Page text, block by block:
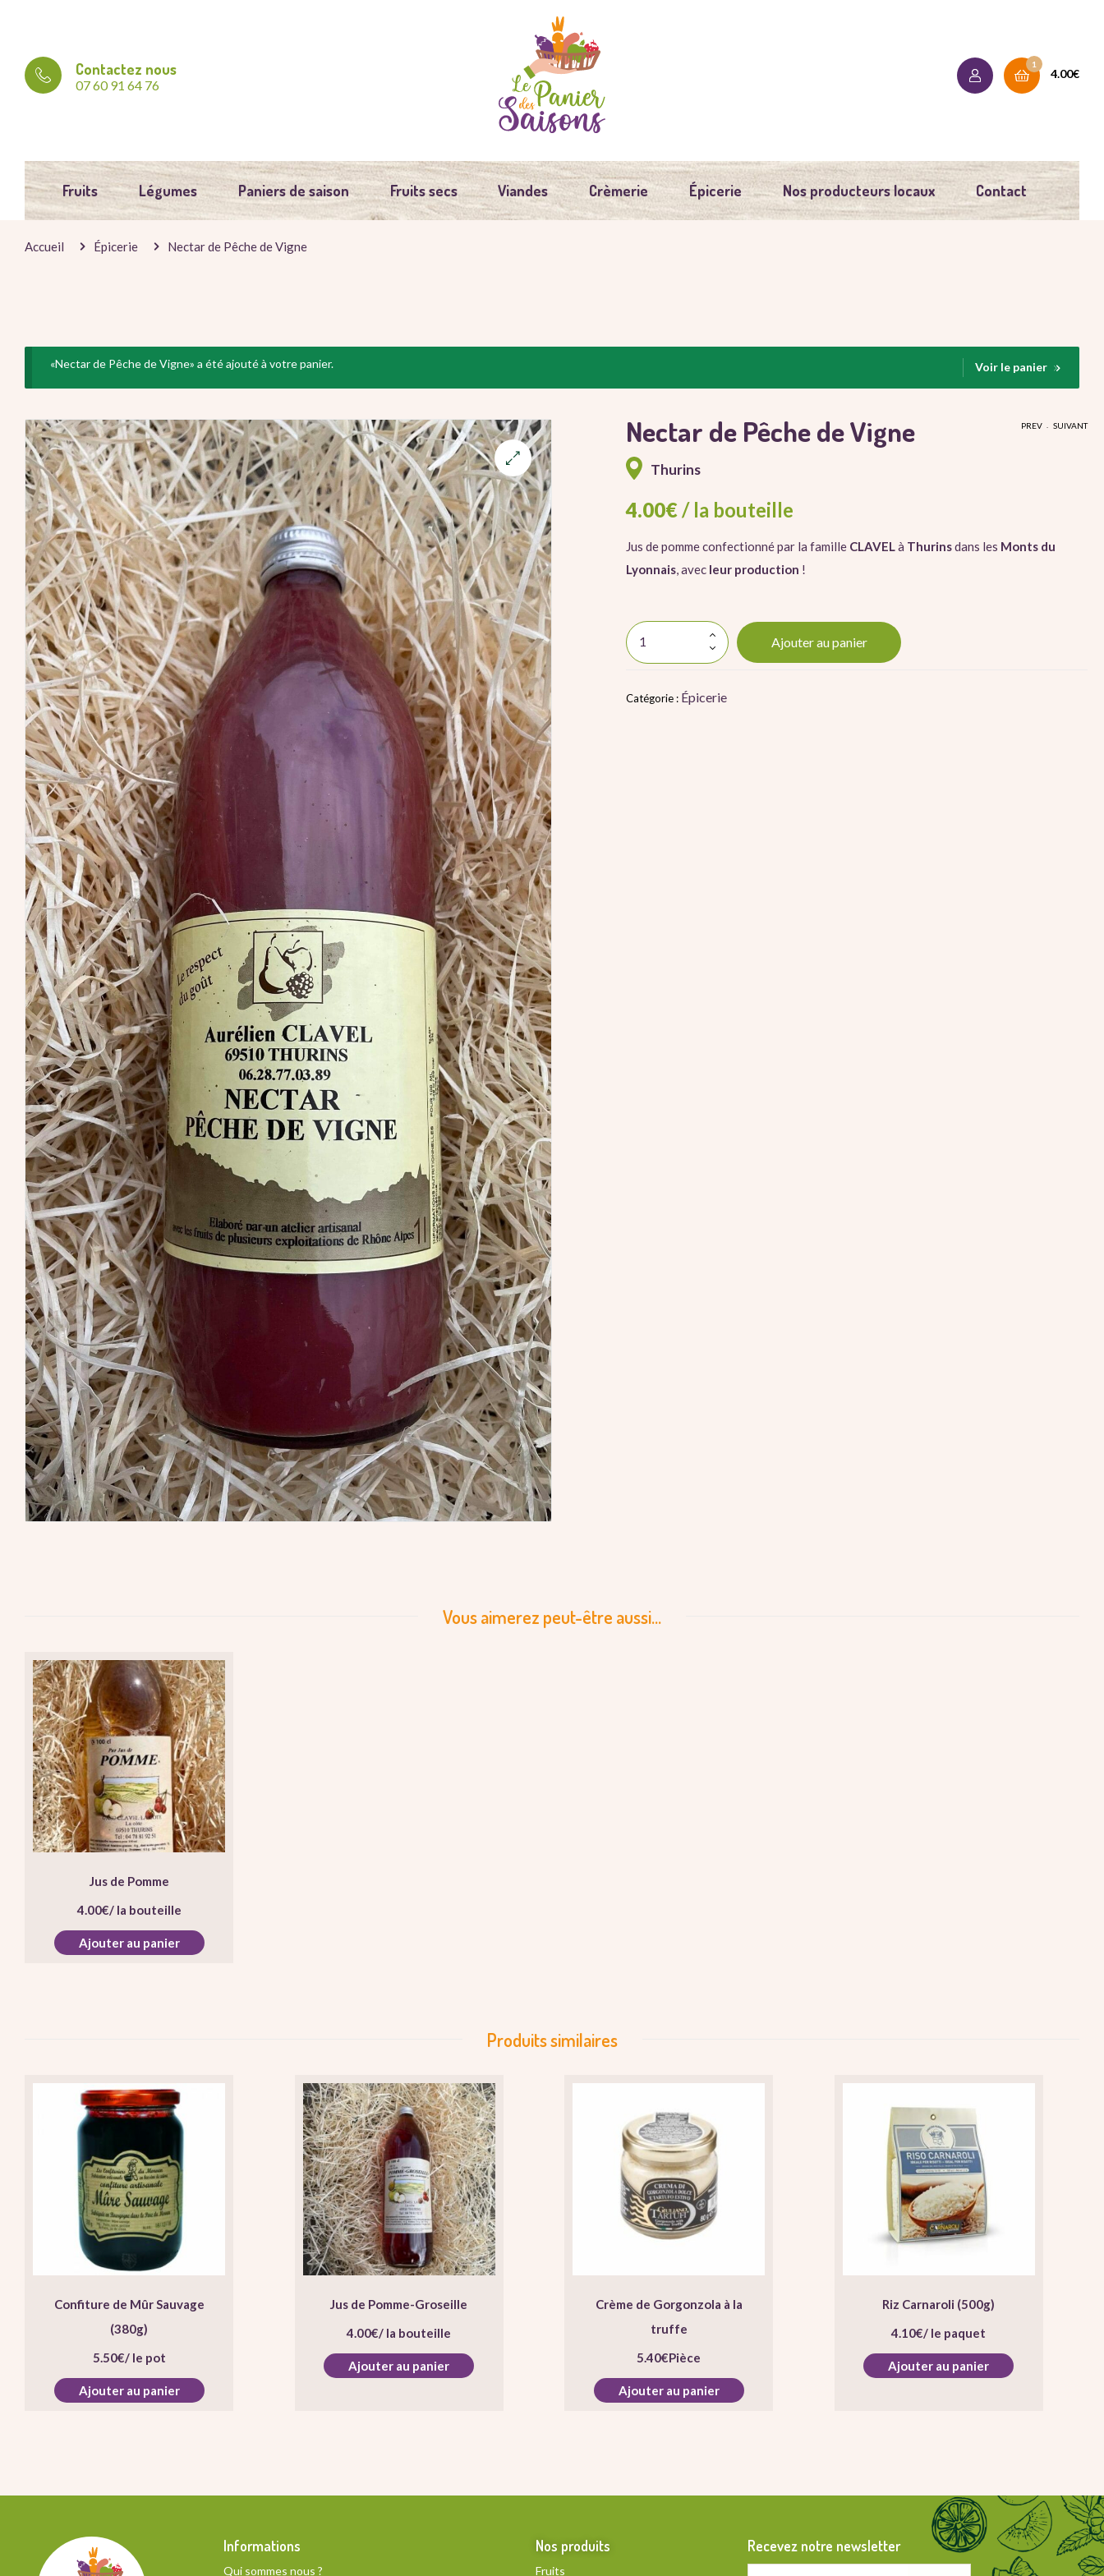
Contactez nous
07 60 91 64 76
1
4.00€
Fruits Légumes Paniers de saison Fruits secs Viandes Crèmerie Épicerie Nos producteurs locaux Contact
Accueil Épicerie Nectar de Pêche de Vigne
«Nectar de Pêche de Vigne» a été ajouté à votre panier. Voir le panier
PREV SUIVANT
Nectar de Pêche de Vigne
Thurins
4.00€/ la bouteille
Jus de pomme confectionné par la famille CLAVELà Thurinsdans les Monts du
Lyonnais, avec leur production !
Ajouter au panier
Catégorie : Épicerie
Vous aimerez peut-être aussi…
Jus de Pomme
4.00€/ la bouteille
Ajouter au panier
Produits similaires
Confiture de Mûr Sauvage
(380g)
5.50€/ le pot
Ajouter au panier
Jus de Pomme-Groseille
4.00€/ la bouteille
Ajouter au panier
Crème de Gorgonzola à la
truffe
5.40€Pièce
Ajouter au panier
Riz Carnaroli (500g)
4.10€/ le paquet
Ajouter au panier
Informations
Qui sommes nous ?
Nos produits
Fruits
Recevez notre newsletter